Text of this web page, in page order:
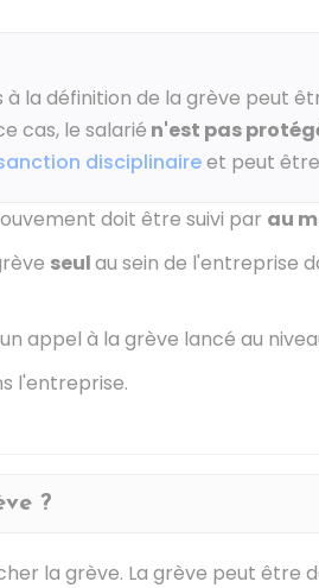
la définition de la grève peut
cas, le salarié n'est pas
disciplinaireet peut
doit être suivi par au
seulau sein de l'entreprise
appel à la grève lancé au
l'entreprise.
?
la grève. La grève peut être